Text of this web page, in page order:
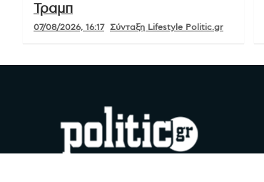
Τραμπ
07/08/2026, 16:17 Σύνταξη Lifestyle Politic.gr